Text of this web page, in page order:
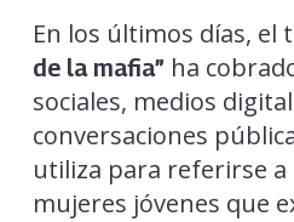
En los últimos días, el
de la mafia” ha
sociales, medios
conversaciones
utiliza para referirse
mujeres jóvenes que